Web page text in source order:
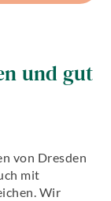
und gut
von Dresden
mit
Wir